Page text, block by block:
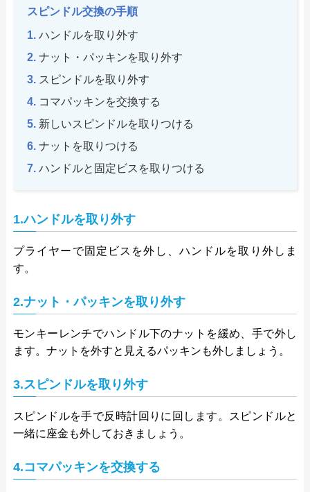
スピンドル交換の手順
ハンドルを取り外す
ナット・パッキンを取り外す
スピンドルを取り外す
コマパッキンを交換する
新しいスピンドルを取りつける
ナットを取りつける
ハンドルと固定ビスを取りつける
1.ハンドルを取り外す
プライヤーで固定ビスを外し、ハンドルを取り外しま
す。
2.ナット・パッキンを取り外す
モンキーレンチでハンドル下のナットを緩め、手で外し
ます。ナットを外すと見えるパッキンも外しましょう。
3.スピンドルを取り外す
スピンドルを手で反時計回りに回します。スピンドルと
一緒に座金も外しておきましょう。
4.コマパッキンを交換する